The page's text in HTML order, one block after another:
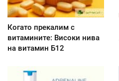
Когато прекалим с
витамините: Високи нива
на витамин Б12